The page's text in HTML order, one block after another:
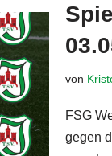
von
FSG
gegen